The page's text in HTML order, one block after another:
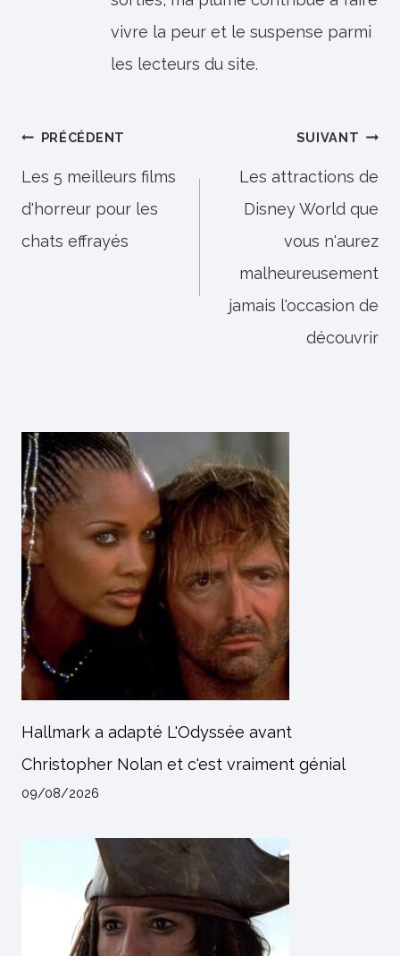
vivre la peur et le suspense parmi
les lecteurs du site.
Navigation
de
l’article
PRÉCÉDENT
Les 5 meilleurs films
d'horreur pour les
chats effrayés
SUIVANT
Les attractions de
Disney World que
vous n'aurez
malheureusement
jamais l'occasion de
découvrir
Hallmark a adapté L'Odyssée avant
Christopher Nolan et c'est vraiment génial
09/08/2026